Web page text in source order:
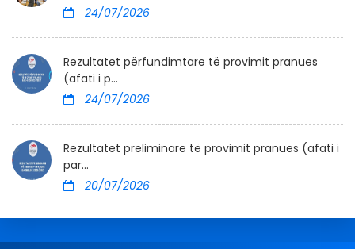
24/07/2026
Rezultatet përfundimtare të provimit pranues
(afati i p...
24/07/2026
Rezultatet preliminare të provimit pranues (afati i
par...
20/07/2026